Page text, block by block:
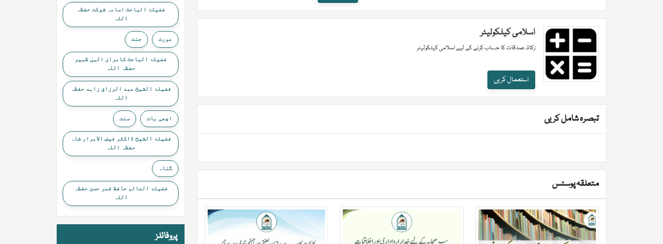
اسلامی کیلکولیٹر
زکاۃ، صدقات کا حساب کرنے کے لیے اسلامی کیلکولیٹر
استعمال کریں
تبصرہ شامل کریں
متعلقہ پوسٹس
فضیلۃ الباحث اسامہ شوکت حفظہ
اللہ
عورت جنت
فضیلۃ الباحث کامران الہیٰ ظہیر
حفظہ اللہ
فضیلۃ الشیخ عبد الرزاق زاہد حفظہ
اللہ
اچھی بات سنت
فضیلۃ الشیخ ڈاکٹر فیض الابرار شاہ
حفظہ اللہ
گناہ
فضیلۃ العالم حافظ قمر حسن حفظہ
اللہ
پروفائلز